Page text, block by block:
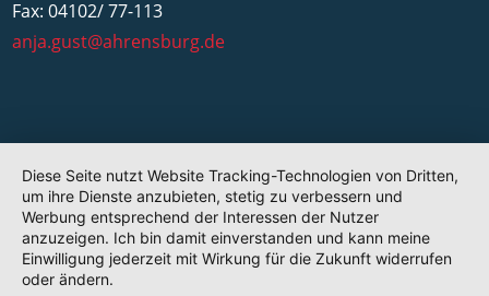
Fax: 04102/ 77-113
anja.gust@ahrensburg.de
Diese Seite nutzt Website Tracking-Technologien von Dritten,
um ihre Dienste anzubieten, stetig zu verbessern und
Werbung entsprechend der Interessen der Nutzer
anzuzeigen. Ich bin damit einverstanden und kann meine
Einwilligung jederzeit mit Wirkung für die Zukunft widerrufen
oder ändern.